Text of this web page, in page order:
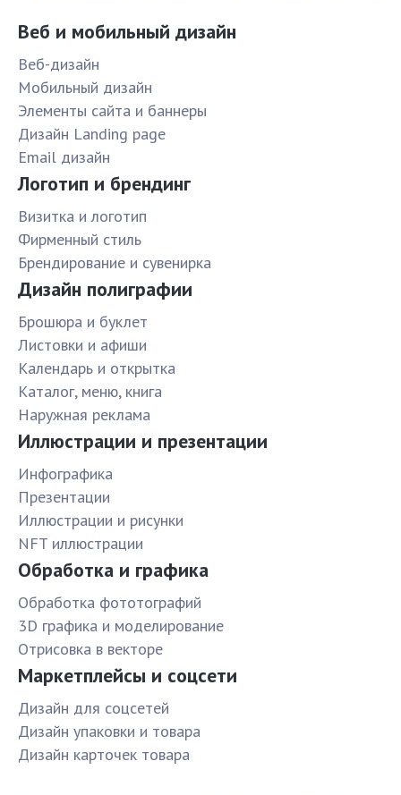
Веб и мобильный дизайн
Веб-дизайн
Мобильный дизайн
Элементы сайта и баннеры
Дизайн Landing page
Email дизайн
Логотип и брендинг
Визитка и логотип
Фирменный стиль
Брендирование и сувенирка
Дизайн полиграфии
Брошюра и буклет
Листовки и афиши
Календарь и открытка
Каталог, меню, книга
Наружная реклама
Иллюстрации и презентации
Инфографика
Презентации
Иллюстрации и рисунки
NFT иллюстрации
Обработка и графика
Обработка фототографий
3D графика и моделирование
Отрисовка в векторе
Маркетплейсы и соцсети
Дизайн для соцсетей
Дизайн упаковки и товара
Дизайн карточек товара